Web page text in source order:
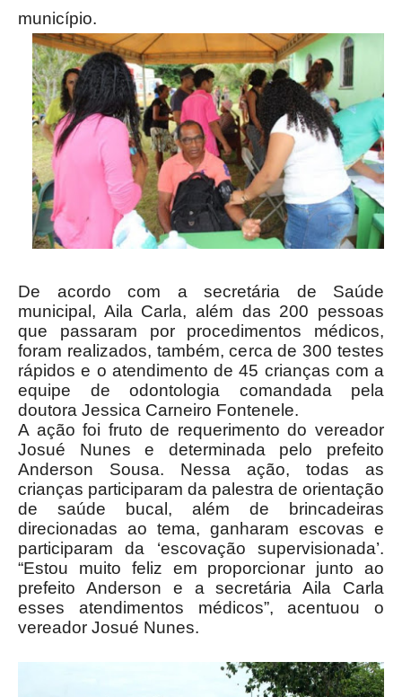
município.
De acordo com a secretária de Saúde
municipal, Aila Carla, além das 200 pessoas
que passaram por procedimentos médicos,
foram realizados, também, cerca de 300 testes
rápidos e o atendimento de 45 crianças com a
equipe de odontologia comandada pela
doutora Jessica Carneiro Fontenele.
A ação foi fruto de requerimento do vereador
Josué Nunes e determinada pelo prefeito
Anderson Sousa. Nessa ação, todas as
crianças participaram da palestra de orientação
de saúde bucal, além de brincadeiras
direcionadas ao tema, ganharam escovas e
participaram da ‘escovação supervisionada’.
“Estou muito feliz em proporcionar junto ao
prefeito Anderson e a secretária Aila Carla
esses atendimentos médicos”, acentuou o
vereador Josué Nunes.